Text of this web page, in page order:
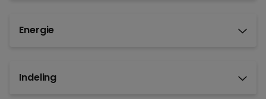
Energie
Indeling